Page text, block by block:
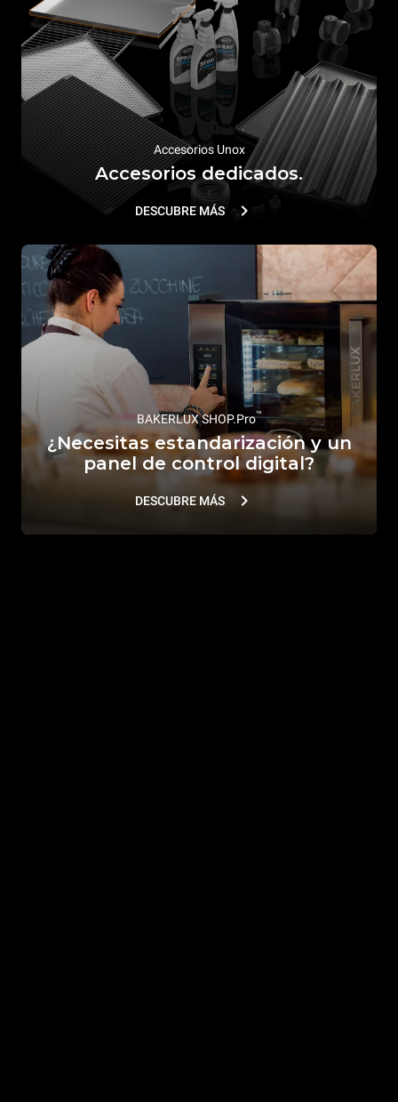
Accesorios Unox
Accesorios dedicados.
DESCUBRE MÁS
BAKERLUX SHOP.Pro™
¿Necesitas estandarización y un
panel de control digital?
DESCUBRE MÁS